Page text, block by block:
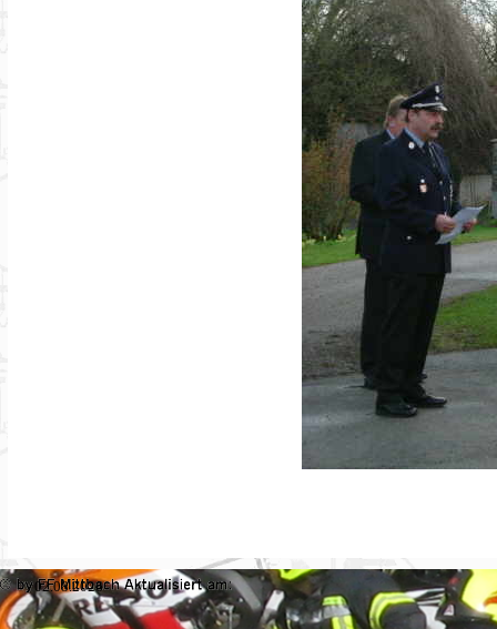
02.08.2026